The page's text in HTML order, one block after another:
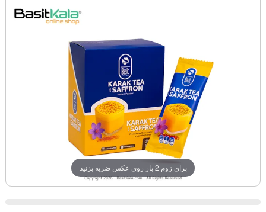
برای زوم 2 بار روی عکس ضربه بزنید